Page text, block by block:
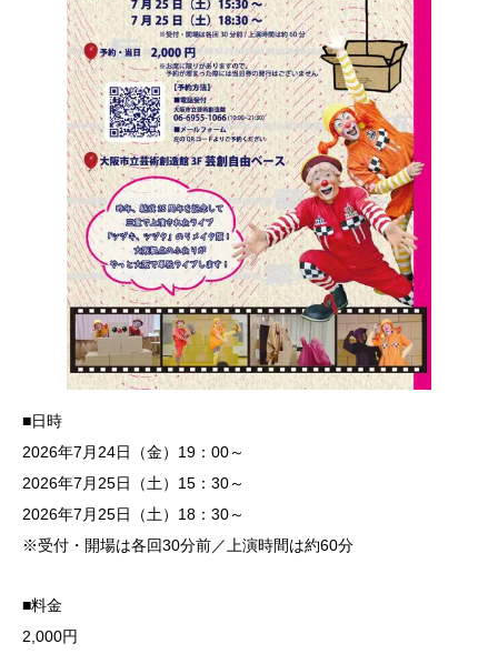
■日時
2026年7月24日（金）19：00～
2026年7月25日（土）15：30～
2026年7月25日（土）18：30～
※受付・開場は各回30分前／上演時間は約60分
■料金
2,000円